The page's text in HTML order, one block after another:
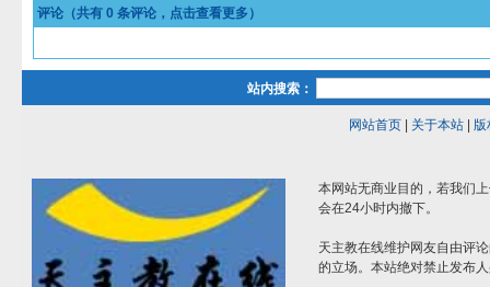
评论（共有 0 条评论，点击查看更多）
站内搜索：
网站首页| 关于本站| 版
本网站无商业目的，若我们
会在24小时内撤下。
天主教在线维护网友自由评
的立场。本站绝对禁止发布